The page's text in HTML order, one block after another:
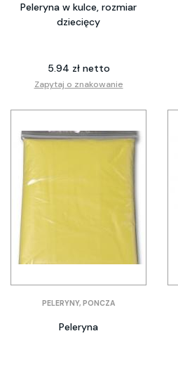
Peleryna w kulce, rozmiar
dziecięcy
5.94 zł netto
Zapytaj o znakowanie
PELERYNY, PONCZA
Peleryna